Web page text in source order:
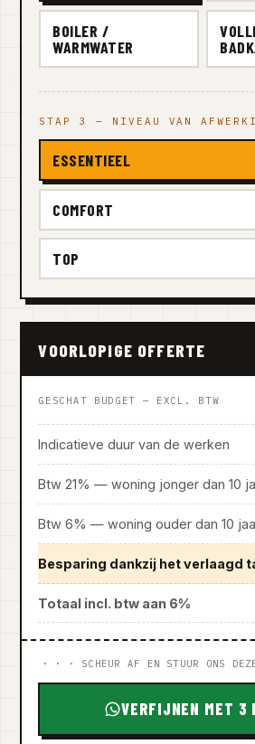
BOILER /
WARMWATER
STAP 3 — NIVEAU VAN
ESSENTIEEL
COMFORT
TOP
VOORLOPIGE OFFERTE
GESCHAT BUDGET — EXCL. BTW
Indicatieve duur van de werken
Btw 21% — woning jonger dan 10
Btw 6% — woning ouder dan 10
Besparing dankzij het verlaagd
Totaal incl. btw aan 6%
· · · SCHEUR AF EN STUUR ONS
VERFIJNEN MET 3